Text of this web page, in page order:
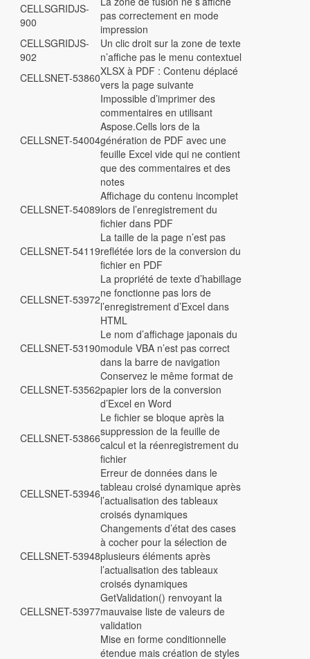
CELLSGRIDJS-
900
pas correctement en mode
impression
CELLSGRIDJS-
902
Un clic droit sur la zone de texte
n’affiche pas le menu contextuel
CELLSNET-53860XLSX à PDF : Contenu déplacé
vers la page suivante
CELLSNET-54004
Impossible d’imprimer des
commentaires en utilisant
Aspose.Cells lors de la
génération de PDF avec une
feuille Excel vide qui ne contient
que des commentaires et des
notes
CELLSNET-54089
Affichage du contenu incomplet
lors de l’enregistrement du
fichier dans PDF
CELLSNET-54119
La taille de la page n’est pas
reflétée lors de la conversion du
fichier en PDF
CELLSNET-53972
La propriété de texte d’habillage
ne fonctionne pas lors de
l’enregistrement d’Excel dans
HTML
CELLSNET-53190
Le nom d’affichage japonais du
module VBA n’est pas correct
dans la barre de navigation
CELLSNET-53562
Conservez le même format de
papier lors de la conversion
d’Excel en Word
CELLSNET-53866
Le fichier se bloque après la
suppression de la feuille de
calcul et la réenregistrement du
fichier
CELLSNET-53946
Erreur de données dans le
tableau croisé dynamique après
l’actualisation des tableaux
croisés dynamiques
CELLSNET-53948
Changements d’état des cases
à cocher pour la sélection de
plusieurs éléments après
l’actualisation des tableaux
croisés dynamiques
CELLSNET-53977
GetValidation() renvoyant la
mauvaise liste de valeurs de
validation
Mise en forme conditionnelle
étendue mais création de styles